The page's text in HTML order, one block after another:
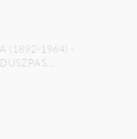
(1892-1964) -